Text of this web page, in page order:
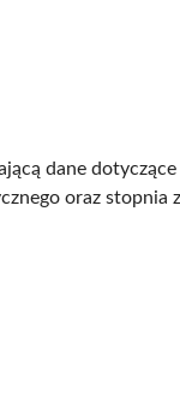
dane
oraz stopnia